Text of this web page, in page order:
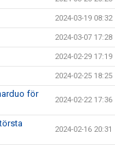
2024-03-19 08:32
2024-03-07 17:28
2024-02-29 17:19
2024-02-25 18:25
för
2024-02-22 17:36
2024-02-16 20:31